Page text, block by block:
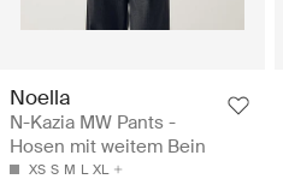
Noella
N-Kazia MW Pants -
Hosen mit weitem Bein
XS S M L XL